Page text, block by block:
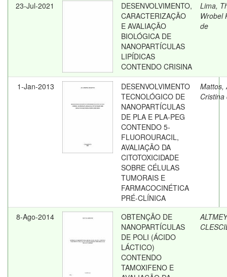
23-Jul-2021
DESENVOLVIMENTO,
CARACTERIZAÇÃO
E AVALIAÇÃO
BIOLÓGICA DE
NANOPARTÍCULAS
LIPÍDICAS
CONTENDO CRISINA
Lima,
Wrobel
de
1-Jan-2013
DESENVOLVIMENTO
TECNOLÓGICO DE
NANOPARTÍCULAS
DE PLA E PLA-PEG
CONTENDO 5-
FLUOROURACIL,
AVALIAÇÃO DA
CITOTOXICIDADE
SOBRE CÉLULAS
TUMORAIS E
FARMACOCINÉTICA
PRÉ-CLÍNICA
Mattos,
Cristina
8-Ago-2014
OBTENÇÃO DE
NANOPARTÍCULAS
DE POLI (ÁCIDO
LÁCTICO)
CONTENDO
TAMOXIFENO E